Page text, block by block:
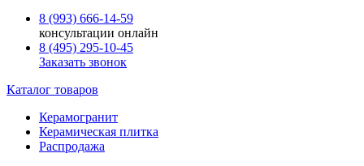
8 (993) 666-14-59
консультации онлайн
8 (495) 295-10-45
Заказать звонок
Каталог товаров
Керамогранит
Керамическая плитка
Распродажа